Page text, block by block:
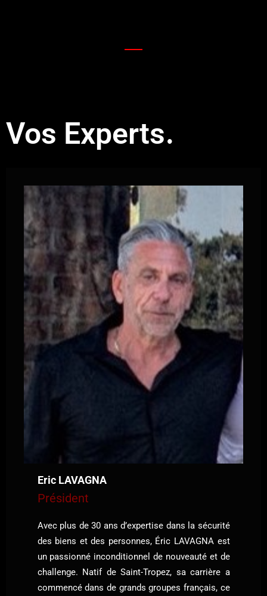
Vos Experts.
Eric LAVAGNA
Président
Avec plus de 30 ans d’expertise dans la sécurité
des biens et des personnes, Éric LAVAGNA est
un passionné inconditionnel de nouveauté et de
challenge. Natif de Saint-Tropez, sa carrière a
commencé dans de grands groupes français, ce